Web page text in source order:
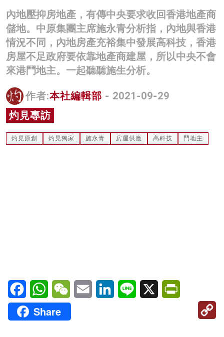
影片
名家榜
灼見活動
關於我們
內地壓抑房地產，有傳中央要求收回香港地產商
儲地。中原集團主席施永青分析指，內地與香港
情況不同，內地房產充裕集中發展高科技，香港
房屋不足政府要依靠地產商建屋，所以中央不會
來港鬥地主。一起聽聽施生分析。
作者:本社編輯部 - 2021-09-29
灼見專訪
灼見原創 灼見獨家 施永青 房屋供應 高科技 鬥地主
FacebookWhatsAppWeChatEmail LinkedInLine X
Share